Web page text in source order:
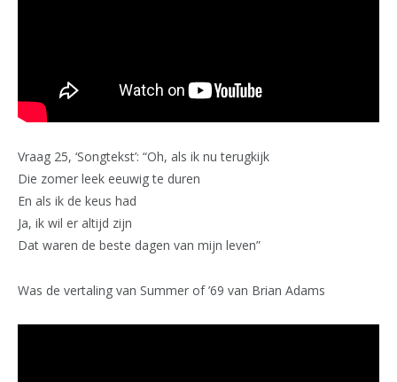
Vraag 25, ‘Songtekst’: “Oh, als ik nu terugkijk
Die zomer leek eeuwig te duren
En als ik de keus had
Ja, ik wil er altijd zijn
Dat waren de beste dagen van mijn leven”
Was de vertaling van Summer of ’69 van Brian Adams